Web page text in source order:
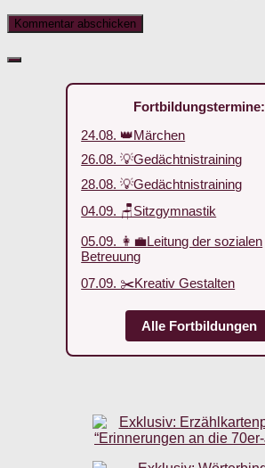
Fortbildungstermine:
24.08. 👑Märchen
26.08. 💡Gedächtnistraining
28.08. 💡Gedächtnistraining
04.09. 🪑Sitzgymnastik
05.09. 👩‍💼Leitung der sozialen
Betreuung
07.09. ✂️Kreativ Gestalten
Alle Fortbildungen